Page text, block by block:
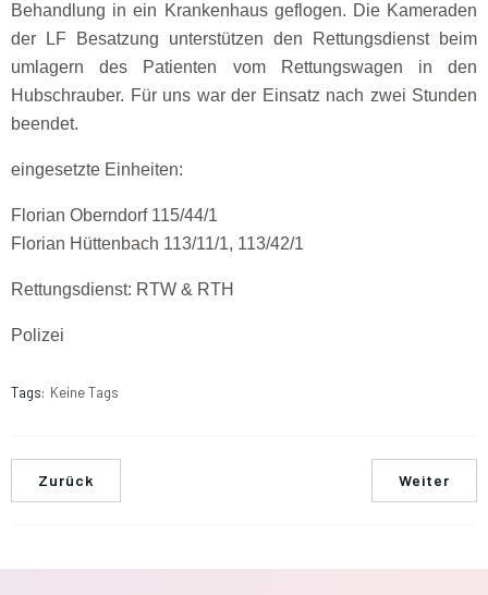
Behandlung in ein Krankenhaus geflogen. Die Kameraden
der LF Besatzung unterstützen den Rettungsdienst beim
umlagern des Patienten vom Rettungswagen in den
Hubschrauber. Für uns war der Einsatz nach zwei Stunden
beendet.
eingesetzte Einheiten:
Florian Oberndorf 115/44/1
Florian Hüttenbach 113/11/1, 113/42/1
Rettungsdienst: RTW & RTH
Polizei
Tags: Keine Tags
Zurück Weiter